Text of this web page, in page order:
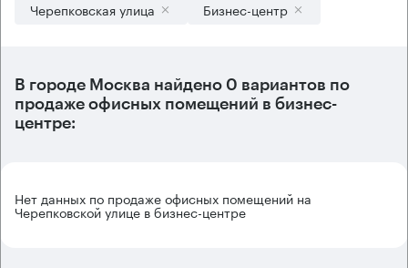
Черепковская улица Бизнес-центр
В городе Москва найдено 0 вариантов по
продаже офисных помещений в бизнес-
центре:
Нет данных по продаже офисных помещений на
Черепковской улице в бизнес-центре